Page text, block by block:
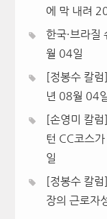
에 막 내려
한국·브라질
월 04일
[정봉수 칼
년 08월 04
[손영미 칼
턴 CC코스
일
[정봉수 칼
장의 근로자